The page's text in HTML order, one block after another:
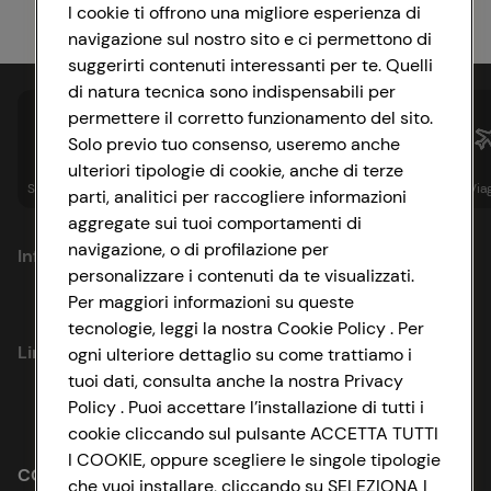
Spesa online Assicurazioni Sapori& Istituzionale
Informazioni
Privacy Policy
Cookie Policy
Impostazioni Cookie
Accessibilità
Link utili
Lavora con noi
Le cooperative
CONAD SOCIETÀ COOPERATIVA
I cookie ti offrono una migliore esperienza di
navigazione sul nostro sito e ci permettono di
suggerirti contenuti interessanti per te. Quelli
di natura tecnica sono indispensabili per
permettere il corretto funzionamento del sito.
Solo previo tuo consenso, useremo anche
ulteriori tipologie di cookie, anche di terze
parti, analitici per raccogliere informazioni
aggregate sui tuoi comportamenti di
navigazione, o di profilazione per
personalizzare i contenuti da te visualizzati.
Per maggiori informazioni su queste
tecnologie, leggi la nostra Cookie Policy . Per
ogni ulteriore dettaglio su come trattiamo i
tuoi dati, consulta anche la nostra Privacy
Policy . Puoi accettare l’installazione di tutti i
cookie cliccando sul pulsante ACCETTA TUTTI
I COOKIE, oppure scegliere le singole tipologie
che vuoi installare, cliccando su SELEZIONA I